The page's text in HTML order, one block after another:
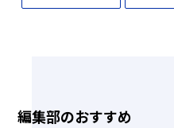
編集部のおすすめ